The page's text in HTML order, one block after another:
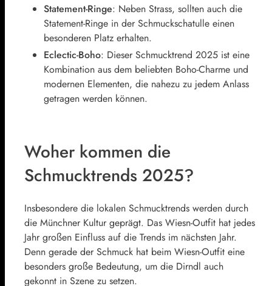
Statement-Ringe: Neben Strass, sollten auch die
Statement-Ringe in der Schmuckschatulle einen
besonderen Platz erhalten.
Eclectic-Boho: Dieser Schmucktrend 2025 ist eine
Kombination aus dem beliebten Boho-Charme und
modernen Elementen, die nahezu zu jedem Anlass
getragen werden können.
Woher kommen die
Schmucktrends 2025?
Insbesondere die lokalen Schmucktrends werden durch
die Münchner Kultur geprägt. Das Wiesn-Outfit hat jedes
Jahr großen Einfluss auf die Trends im nächsten Jahr.
Denn gerade der Schmuck hat beim Wiesn-Outfit eine
besonders große Bedeutung, um die Dirndl auch
gekonnt in Szene zu setzen.